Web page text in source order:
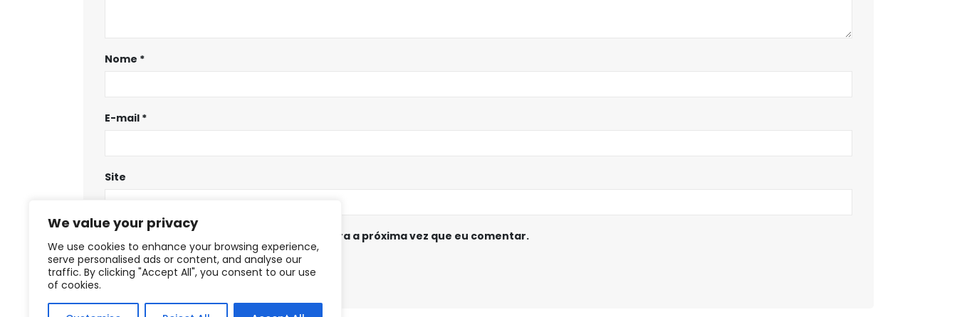
We value your privacy
We use cookies to enhance your browsing experience,
serve personalised ads or content, and analyse our
traffic. By clicking "Accept All", you consent to our use
of cookies.
Nome *
E-mail *
Site
Salvar meus dados neste navegador para a próxima vez que eu comentar.